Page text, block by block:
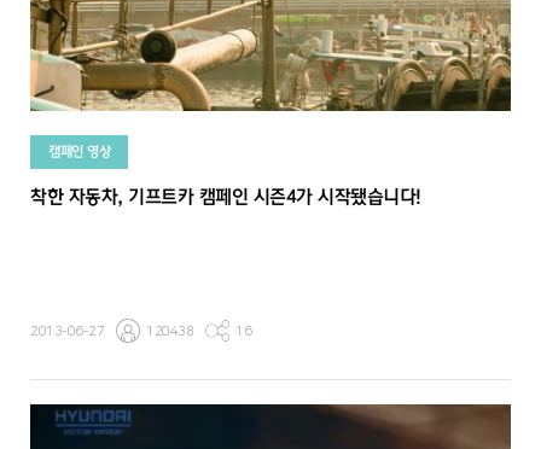
캠페인 영상
착한 자동차, 기프트카 캠페인 시즌4가 시작됐습니다!
2013-06-27 120438 16